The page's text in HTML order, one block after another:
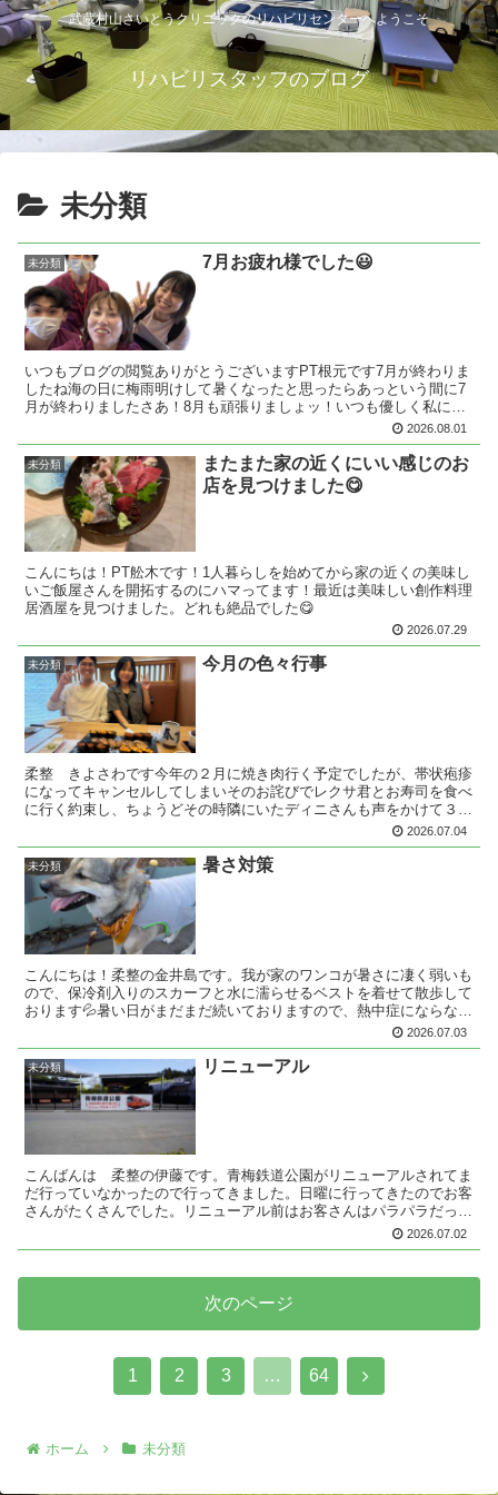
武蔵村山さいとうクリニックのリハビリセンターへようこそ
リハビリスタッフのブログ
未分類
未分類 7月お疲れ様でした😃
いつもブログの閲覧ありがとうございますPT根元です7月が終わりま
したね海の日に梅雨明けして暑くなったと思ったらあっという間に7
月が終わりましたさあ！8月も頑張りましょッ！いつも優しく私にか
まってくれる同僚さん達とのオフショットwお付き合いく...2026.08.01
未分類
またまた家の近くにいい感じのお
店を見つけました😋
こんにちは！PT舩木です！1人暮らしを始めてから家の近くの美味し
いご飯屋さんを開拓するのにハマってます！最近は美味しい創作料理
居酒屋を見つけました。どれも絶品でした😋
2026.07.29
未分類 今月の色々行事
柔整 きよさわです今年の２月に焼き肉行く予定でしたが、帯状疱疹
になってキャンセルしてしまいそのお詫びでレクサ君とお寿司を食べ
に行く約束し、ちょうどその時隣にいたディニさんも声をかけて３人
で行くこととなりました。ただ～後から聞いた話、ディニさ...2026.07.04
未分類 暑さ対策
こんにちは！柔整の金井島です。我が家のワンコが暑さに凄く弱いも
ので、保冷剤入りのスカーフと水に濡らせるベストを着せて散歩して
おります💦暑い日がまだまだ続いておりますので、熱中症にならない
2026.07.03
未分類 リニューアル
こんばんは 柔整の伊藤です。青梅鉄道公園がリニューアルされてま
だ行っていなかったので行ってきました。日曜に行ってきたのでお客
さんがたくさんでした。リニューアル前はお客さんはパラパラだった
のに閉園にならなくてよかった。貴重な機関車や今は懐かし...2026.07.02
次のページ
1 2 3 … 64
次
ホーム 未分類